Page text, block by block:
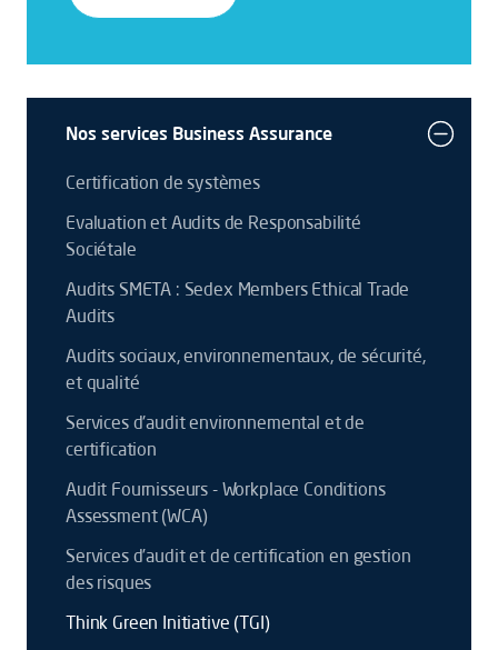
Nos services Business Assurance
Certification de systèmes
Evaluation et Audits de Responsabilité
Sociétale
Audits SMETA : Sedex Members Ethical Trade
Audits
Audits sociaux, environnementaux, de sécurité,
et qualité
Services d'audit environnemental et de
certification
Audit Fournisseurs - Workplace Conditions
Assessment (WCA)
Services d’audit et de certification en gestion
des risques
Think Green Initiative (TGI)